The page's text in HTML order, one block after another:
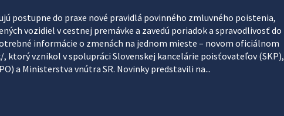
postupne do praxe nové pravidlá povinného zmluvného poistenia,
vozidiel v cestnej premávke a zavedú poriadok a spravodlivosť do
informácie o zmenách na jednom mieste – novom oficiálnom
vznikol v spolupráci Slovenskej kancelárie poisťovateľov (SKP),
a Ministerstva vnútra SR. Novinky predstavili na...